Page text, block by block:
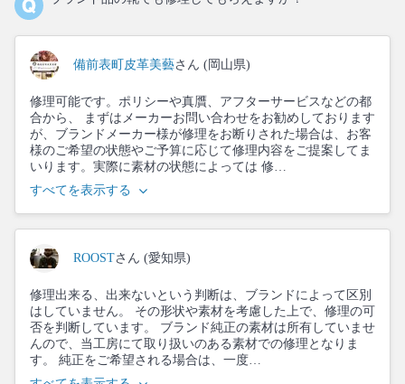
備前表町皮革美藝さん (岡山県)
修理可能です。ポリシーや真贋、アフターサービスなどの都
合から、 まずはメーカーお問い合わせをお勧めしております
が、ブランドメーカー様が修理をお断りされた場合は、お客
様のご希望の状態やご予算に応じて修理内容をご提案してま
いります。実際に素材の状態によっては 修…
すべてを表示する
ROOSTさん (愛知県)
修理出来る、出来ないという判断は、ブランドによって区別
はしていません。 その形状や素材を考慮した上で、修理の可
否を判断しています。 ブランド純正の素材は所有していませ
んので、当工房にて取り扱いのある素材での修理となりま
す。 純正をご希望される場合は、一度…